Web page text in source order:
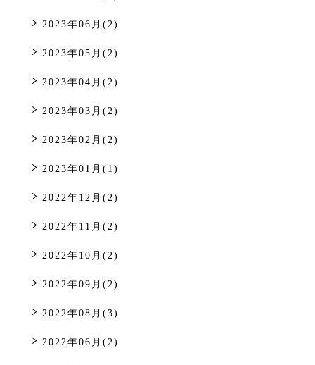
2023年06月(2)
2023年05月(2)
2023年04月(2)
2023年03月(2)
2023年02月(2)
2023年01月(1)
2022年12月(2)
2022年11月(2)
2022年10月(2)
2022年09月(2)
2022年08月(3)
2022年06月(2)